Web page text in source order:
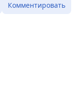
Комментировать